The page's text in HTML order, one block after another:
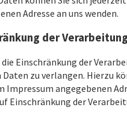
Adresse an uns wenden.
der Verarbeitung
die Einschränkung der
zu verlangen. Hierzu
Impressum angegebenen
Einschränkung der